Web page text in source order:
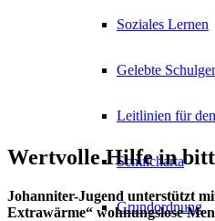
Soziales Lernen
Gelebte
Leitlinien für
Schulcharta
Grundordnung
Wertvolle Hilfe in
Johanniter-Jugend unterstützt
Extrawärme“ wohnungslose